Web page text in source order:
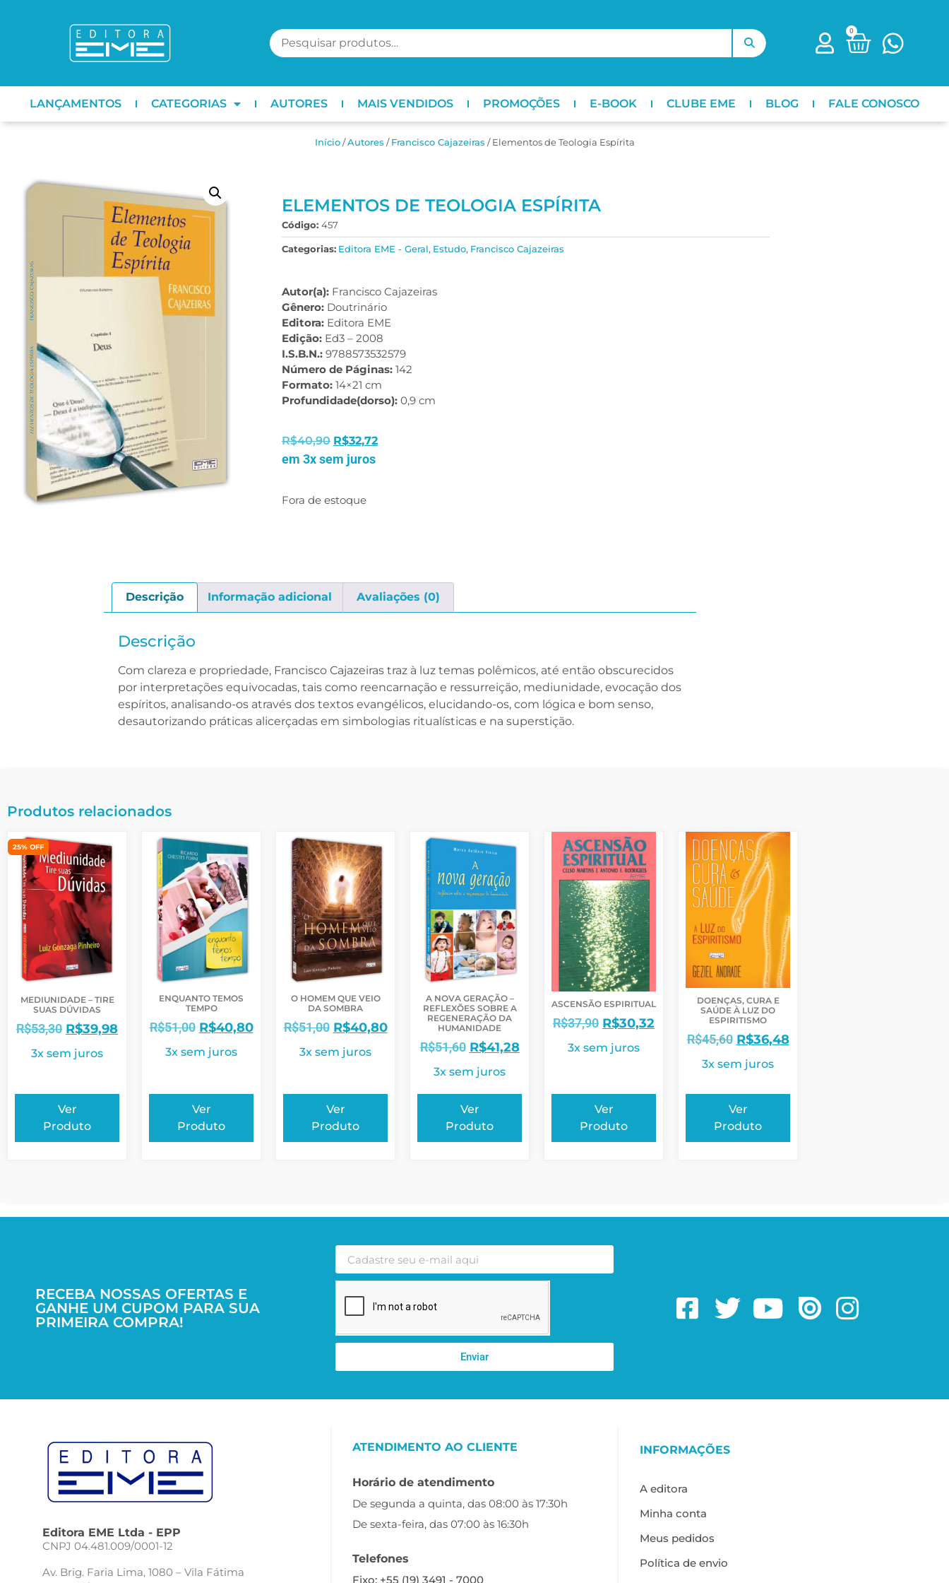
0
LANÇAMENTOS CATEGORIAS AUTORES MAIS VENDIDOS PROMOÇÕES E-BOOK CLUBE EME BLOG FALE CONOSCO
Início/ㅤAutores /Francisco Cajazeiras / Elementos de Teologia Espírita
ELEMENTOS DE TEOLOGIA ESPÍRITA
Código: 457
Categorias: Editora EME - Geral, Estudo, Francisco Cajazeiras
Autor(a): Francisco Cajazeiras
Gênero: Doutrinário
Editora: Editora EME
Edição: Ed3 – 2008
I.S.B.N.: 9788573532579
Número de Páginas: 142
Formato: 14×21 cm
Profundidade(dorso): 0,9 cm
R$40,90 R$32,72
em 3x sem juros
Fora de estoque
Descrição Informação adicional Avaliações (0)
Descrição
Com clareza e propriedade, Francisco Cajazeiras traz à luz temas polêmicos, até então obscurecidos
por interpretações equivocadas, tais como reencarnação e ressurreição, mediunidade, evocação dos
espíritos, analisando-os através dos textos evangélicos, elucidando-os, com lógica e bom senso,
desautorizando práticas alicerçadas em simbologias ritualísticas e na superstição.
Produtos relacionados
25% OFF
MEDIUNIDADE – TIRE
SUAS DÚVIDAS
R$53,30 R$39,98
3x sem juros
Ver
Produto
ENQUANTO TEMOS
TEMPO
R$51,00 R$40,80
3x sem juros
Ver
Produto
O HOMEM QUE VEIO
DA SOMBRA
R$51,00 R$40,80
3x sem juros
Ver
Produto
A NOVA GERAÇÃO –
REFLEXÕES SOBRE A
REGENERAÇÃO DA
HUMANIDADE
R$51,60 R$41,28
3x sem juros
Ver
Produto
ASCENSÃO ESPIRITUAL
R$37,90 R$30,32
3x sem juros
Ver
Produto
DOENÇAS, CURA E
SAÚDE À LUZ DO
ESPIRITISMO
R$45,60 R$36,48
3x sem juros
Ver
Produto
RECEBA NOSSAS OFERTAS E
GANHE UM CUPOM PARA SUA
PRIMEIRA COMPRA!
Enviar
Editora EME Ltda - EPP
CNPJ 04.481.009/0001-12
Av. Brig. Faria Lima, 1080 – Vila Fátima
ATENDIMENTO AO CLIENTE
Horário de atendimento
De segunda a quinta, das 08:00 às 17:30h
De sexta-feira, das 07:00 às 16:30h
Telefones
Fixo: +55 (19) 3491 - 7000
INFORMAÇÕES
A editora
Minha conta
Meus pedidos
Política de envio